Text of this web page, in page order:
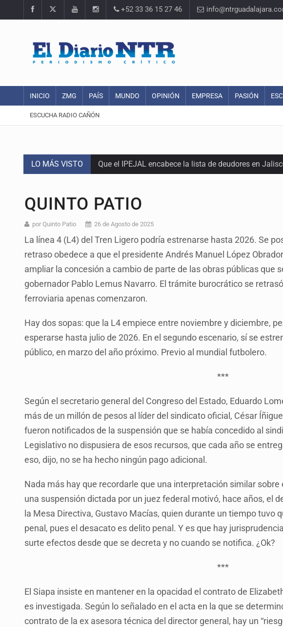
+52 33 36 15 27 46
INICIO ZMG PAÍS MUNDO OPINIÓN EMPRESA PASIÓN
ESCUCHA RADIO CAÑÓN
LO MÁS VISTO Que el IPEJAL encabece la lista de deudores en
Catean centro de fraudes inmobiliarios en Zapopan
Ex policía es detenido por agresión y amenzas contra
Vecinos de Mirador de San Isidro denuncian tala;
Reporta 627 acciones tras inundación en Balcones de
SSPC, participa en búsqueda de Ricardo Cabezas
Proponen consulta popular por desarrollo de vivienda
Identifican a más implicados en crimen de Valeria
Capturan a secuestradora buscada desde 2012
QUINTO PATIO
por Quinto Patio 26 de Agosto de 2025
La línea 4 (L4) del Tren Ligero podría estrenarse hasta 2026. Se
retraso obedece a que el presidente Andrés Manuel López
ampliar la concesión a cambio de parte de las obras públicas que
gobernador Pablo Lemus Navarro. El trámite burocrático se
ferroviaria apenas comenzaron.
Hay dos sopas: que la L4 empiece entre noviembre y diciembre,
esperarse hasta julio de 2026. En el segundo escenario, sí se
público, en marzo del año próximo. Previo al mundial futbolero.
***
Según el secretario general del Congreso del Estado, Eduardo
más de un millón de pesos al líder del sindicato oficial, César
fueron notificados de la suspensión que se había concedido al
Legislativo no dispusiera de esos recursos, que cada año se
eso, dijo, no se ha hecho ningún pago adicional.
Nada más hay que recordarle que una interpretación similar
una suspensión dictada por un juez federal motivó, hace años, el
la Mesa Directiva, Gustavo Macías, quien durante un tiempo tuvo
penal, pues el desacato es delito penal. Y es que hay
surte efectos desde que se decreta y no cuando se notifica. ¿Ok?
***
El Siapa insiste en mantener en la opacidad el contrato de
es investigada. Según lo señalado en el acta en la que se
contrato de la ex asesora técnica del director general, hay un